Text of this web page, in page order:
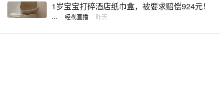
1岁宝宝打碎酒店纸巾盒，被要求赔偿924元！
... · 经视直播 · 昨天